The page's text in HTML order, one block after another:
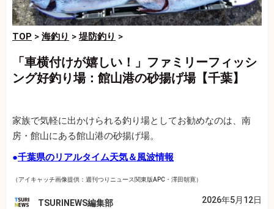
TOP > 海釣り >堤防釣り >
「車横付けが嬉しい！」ファミリーフィッシ
ング好釣り場：館山港の砂揚げ場【千葉】
家族で気軽に出かけられる釣り場としてお勧めなのは、南
房・館山にある館山港の砂揚げ場。
●千葉県のリアルタイム天気＆風波情報
（アイキャッチ画像提供：週刊つりニュース関東版APC・澤田朝寛）
TSURINEWS編集部 2026年5月12日